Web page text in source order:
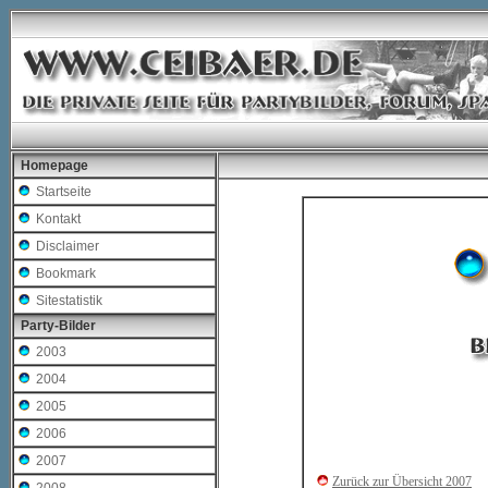
Homepage
Startseite
Kontakt
Disclaimer
Bookmark
Sitestatistik
Party-Bilder
2003
2004
2005
2006
2007
Zurück zur Übersicht 2007